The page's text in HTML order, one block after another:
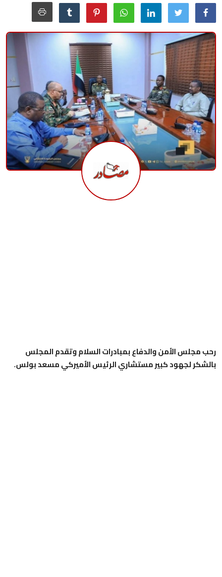
منوعات
حوادث وقضايا
عالمية
رحب مجلس الأمن والدفاع بمبادرات السلام وتقدم المجلس
بالشكر لجهود كبير مستشاري الرئيس الأميركي مسعد بولس.